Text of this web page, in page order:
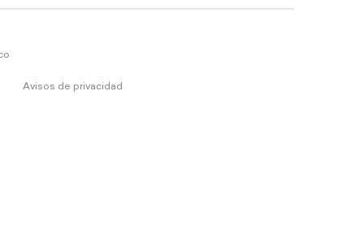
Avisos de privacidad